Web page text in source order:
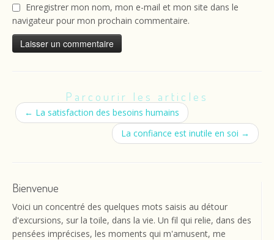
Enregistrer mon nom, mon e-mail et mon site dans le
navigateur pour mon prochain commentaire.
Parcourir les articles
← La satisfaction des besoins humains
La confiance est inutile en soi →
Bienvenue
Voici un concentré des quelques mots saisis au détour
d'excursions, sur la toile, dans la vie. Un fil qui relie, dans des
pensées imprécises, les moments qui m'amusent, me